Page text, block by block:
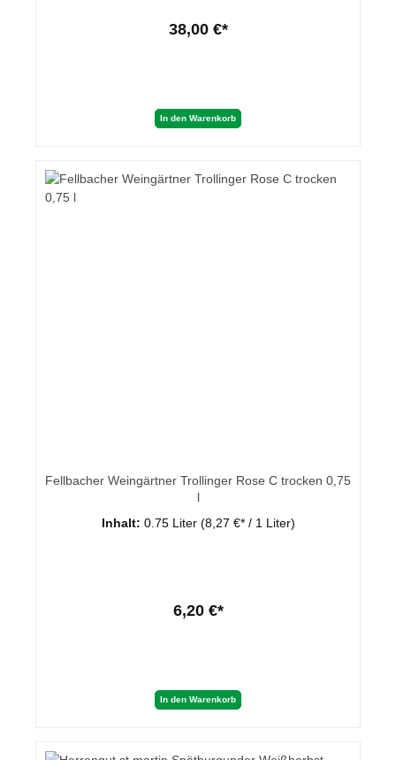
38,00 €*
In den Warenkorb
Fellbacher Weingärtner Trollinger Rose C trocken 0,75
l
Inhalt: 0.75 Liter (8,27 €* / 1 Liter)
6,20 €*
In den Warenkorb